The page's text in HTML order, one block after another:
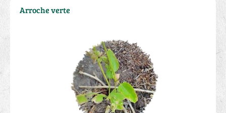
Arroche verte